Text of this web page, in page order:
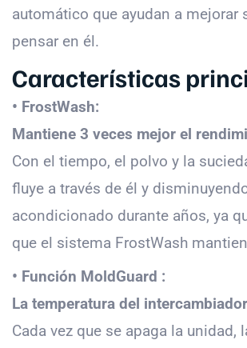
automático que ayudan a
pensar en él.
Características
• FrostWash:
Mantiene 3 veces mejor el
Con el tiempo, el polvo y la
fluye a través de él y
acondicionado durante años, ya
que el sistema FrostWash
• Función MoldGuard :
La temperatura del
Cada vez que se apaga la